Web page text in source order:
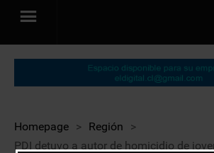
Homepage > Región
>
PDI detuvo a autor de homicidio de